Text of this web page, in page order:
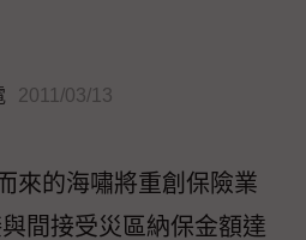
2011/03/13
來的海嘯將重創保險業
間接受災區納保金額達